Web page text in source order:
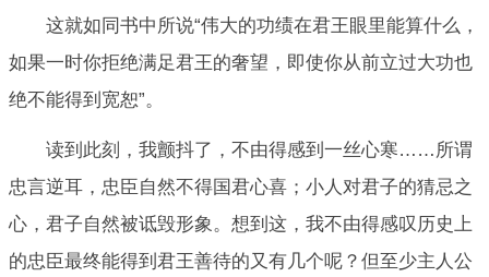
这就如同书中所说“伟大的功绩在君王眼里能算什么，
如果一时你拒绝满足君王的奢望，即使你从前立过大功也
绝不能得到宽恕”。
读到此刻，我颤抖了，不由得感到一丝心寒……所谓
忠言逆耳，忠臣自然不得国君心喜；小人对君子的猜忌之
心，君子自然被诋毁形象。想到这，我不由得感叹历史上
的忠臣最终能得到君王善待的又有几个呢？但至少主人公